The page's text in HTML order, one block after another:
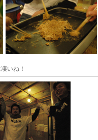
いね！